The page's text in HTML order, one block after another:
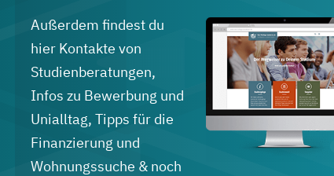
Außerdem findest du
hier Kontakte von
Studienberatungen,
Infos zu Bewerbung und
Unialltag, Tipps für die
Finanzierung und
Wohnungssuche & noch